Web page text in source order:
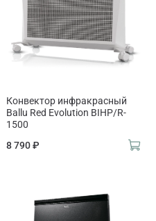
Конвектор инфракрасный
Ballu Red Evolution BIHP/R-
1500
8 790 ₽